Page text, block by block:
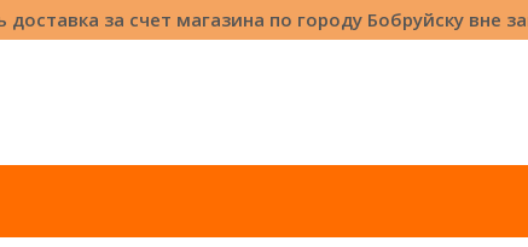
доставка за счет магазина по городу Бобруйску вне